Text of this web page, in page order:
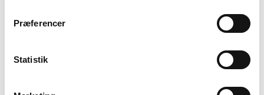
Præferencer
Statistik
Udbudsfasen for Nyborg Slot-projektet er afsluttet